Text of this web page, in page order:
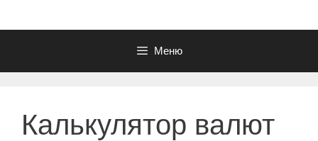
Меню
Калькулятор валют